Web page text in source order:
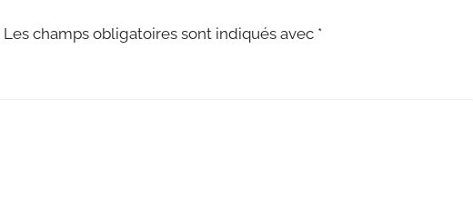
Les champs obligatoires sont indiqués avec *